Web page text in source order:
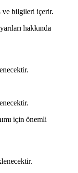
bilgileri içerir.
hakkında
için önemli